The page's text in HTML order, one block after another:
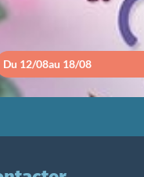
Du 12/08au 18/08